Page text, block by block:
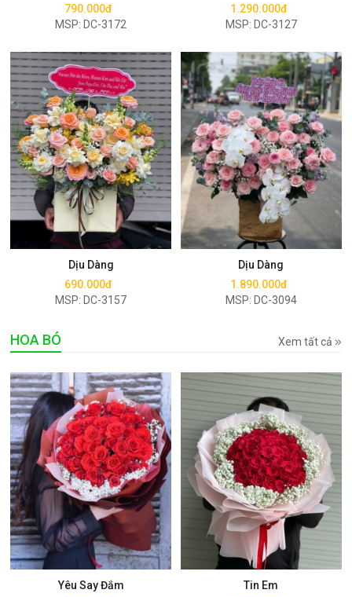
790.000đ
MSP: DC-3172
1.290.000đ
MSP: DC-3127
Dịu Dàng
690.000đ
MSP: DC-3157
Mua ngay
Dịu Dàng
1.890.000đ
MSP: DC-3094
Mua ngay
HOA BÓ Xem tất cả
Yêu Say Đắm
Mua ngay
Tin Em
Mua ngay